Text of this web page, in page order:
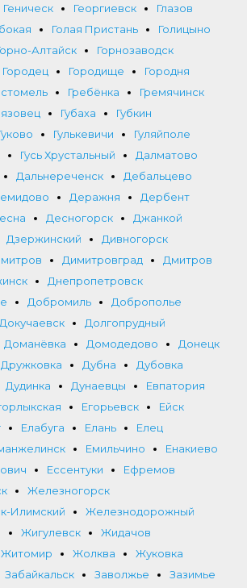
Геническ Георгиевск
Глазов
Голая Пристань
Голицыно
Алтайск
Горнозаводск
Городец Городище
Городня
Гребёнка
Гремячинск
Губаха
Губкин
Гулькевичи
Гуляйполе
Гусь Хрустальный
Далматово
Дальнереченск
Дебальцево
Деражня
Дербент
Десногорск
Джанкой
Дзержинский
Дивногорск
Димитровград
Дмитров
Днепропетровск
Добромиль
Доброполье
Докучаевск
Долгопрудный
Доманёвка Домодедово
Донецк
Дружковка Дубна
Дубовка
Дудинка Дунаевцы
Евпатория
Егорьевск
Ейск
Елабуга Елань
Елец
Емильчино
Енакиево
Ессентуки
Ефремов
Железногорск
Илимский
Железнодорожный
Жигулевск
Жидачов
Житомир Жолква
Жуковка
Забайкальск Заволжье Зазимье